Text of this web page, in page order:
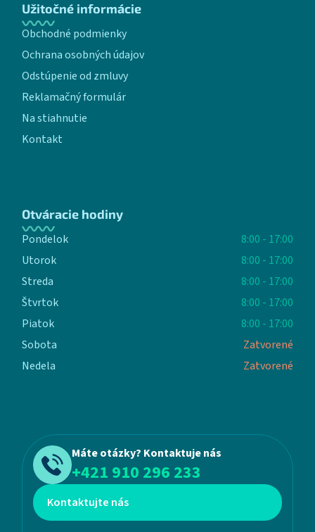
Užitočné informácie
Obchodné podmienky
Ochrana osobných údajov
Odstúpenie od zmluvy
Reklamačný formulár
Na stiahnutie
Kontakt
Otváracie hodiny
Pondelok
8:00 - 17:00
Utorok
8:00 - 17:00
Streda
8:00 - 17:00
Štvrtok
8:00 - 17:00
Piatok
8:00 - 17:00
Sobota
Zatvorené
Nedela
Zatvorené
Máte otázky? Kontaktuje nás
+421 910 296 233
Kontaktujte nás